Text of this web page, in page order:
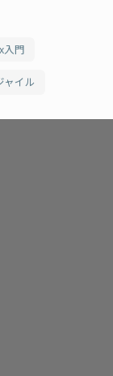
入門
ャイル